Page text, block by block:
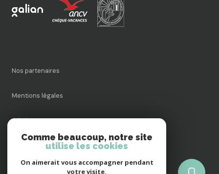
nos partenaires
mentions légales
admin
nos honoraires
Comme beaucoup, notre site
utilise les cookies
On aimerait vous accompagner pendant
votre visite.